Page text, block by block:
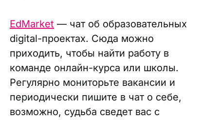
EdMarket — чат об образовательных
digital-проектах. Сюда можно
приходить, чтобы найти работу в
команде онлайн-курса или школы.
Регулярно мониторьте вакансии и
периодически пишите в чат о себе,
возможно, судьба сведет вас с